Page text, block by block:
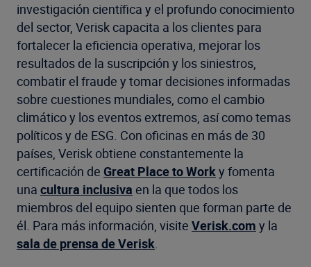
investigación científica y el profundo conocimiento
del sector, Verisk capacita a los clientes para
fortalecer la eficiencia operativa, mejorar los
resultados de la suscripción y los siniestros,
combatir el fraude y tomar decisiones informadas
sobre cuestiones mundiales, como el cambio
climático y los eventos extremos, así como temas
políticos y de ESG. Con oficinas en más de 30
países, Verisk obtiene constantemente la
certificación de Great Place to Worky fomenta
una cultura inclusiva en la que todos los
miembros del equipo sienten que forman parte de
él. Para más información, visite Verisk.com y la
sala de prensa de Verisk.